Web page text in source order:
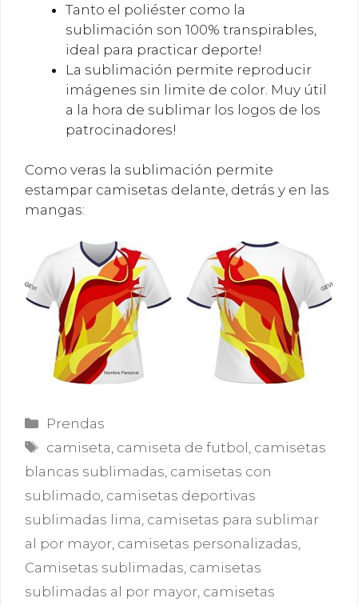
Tanto el poliéster como la
sublimación son 100% transpirables,
ideal para practicar deporte!
La sublimación permite reproducir
imágenes sin limite de color. Muy útil
a la hora de sublimar los logos de los
patrocinadores!
Como veras la sublimación permite
estampar camisetas delante, detrás y en las
mangas:
Categorías
Prendas
Etiquetas
camiseta camiseta de futbol camisetas
blancas sublimadas camisetas con
sublimado camisetas deportivas
sublimadas lima camisetas para sublimar
al por mayor camisetas personalizadas
Camisetas sublimadas camisetas
sublimadas al por mayor camisetas